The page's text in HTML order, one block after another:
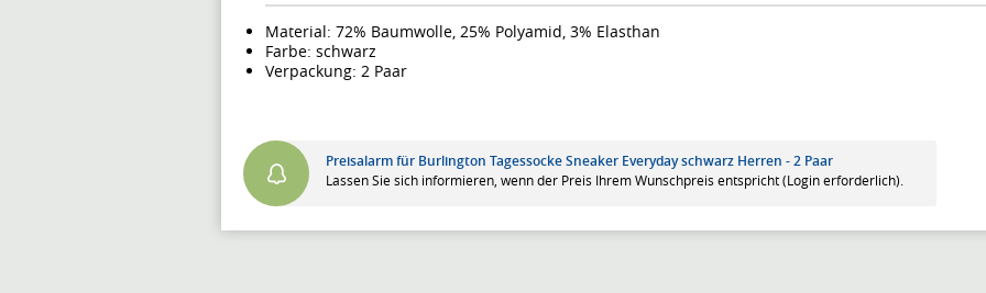
Material: 72% Baumwolle, 25% Polyamid, 3% Elasthan
Farbe: schwarz
Verpackung: 2 Paar
Preisalarm für Burlington Tagessocke Sneaker Everyday schwarz Herren - 2 Paar
Lassen Sie sich informieren, wenn der Preis Ihrem Wunschpreis entspricht (Login erforderlich).